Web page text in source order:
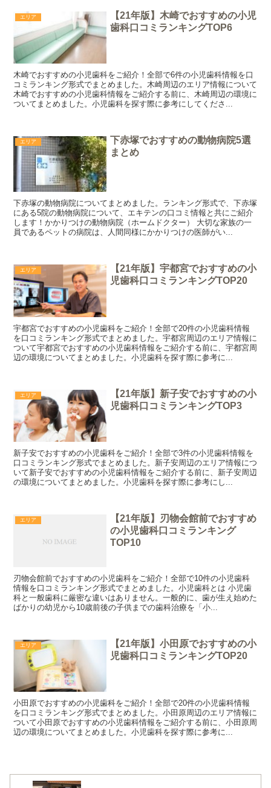
エリア
【21年版】木崎でおすすめの小児
歯科口コミランキングTOP6
木崎でおすすめの小児歯科をご紹介！全部で6件の小児歯科情報を口
コミランキング形式でまとめました。木崎周辺のエリア情報について
木崎でおすすめの小児歯科情報をご紹介する前に、木崎周辺の環境に
ついてまとめました。小児歯科を探す際に参考にしてくださ...
エリア
下赤塚でおすすめの動物病院5選
まとめ
下赤塚の動物病院についてまとめました。ランキング形式で、下赤塚
にある5院の動物病院について、エキテンの口コミ情報と共にご紹介
します！かかりつけの動物病院（ホームドクター） 大切な家族の一
員であるペットの病院は、人間同様にかかりつけの医師がい...
エリア
【21年版】宇都宮でおすすめの小
児歯科口コミランキングTOP20
宇都宮でおすすめの小児歯科をご紹介！全部で20件の小児歯科情報
を口コミランキング形式でまとめました。宇都宮周辺のエリア情報に
ついて宇都宮でおすすめの小児歯科情報をご紹介する前に、宇都宮周
辺の環境についてまとめました。小児歯科を探す際に参考に...
エリア
【21年版】新子安でおすすめの小
児歯科口コミランキングTOP3
新子安でおすすめの小児歯科をご紹介！全部で3件の小児歯科情報を
口コミランキング形式でまとめました。新子安周辺のエリア情報につ
いて新子安でおすすめの小児歯科情報をご紹介する前に、新子安周辺
の環境についてまとめました。小児歯科を探す際に参考にし...
エリア
【21年版】刃物会館前でおすすめ
の小児歯科口コミランキング
TOP10
刃物会館前でおすすめの小児歯科をご紹介！全部で10件の小児歯科
情報を口コミランキング形式でまとめました。小児歯科とは 小児歯
科と一般歯科に厳密な違いはありません。一般的に、歯が生え始めた
ばかりの幼児から10歳前後の子供までの歯科治療を「小...
エリア
【21年版】小田原でおすすめの小
児歯科口コミランキングTOP20
小田原でおすすめの小児歯科をご紹介！全部で20件の小児歯科情報
を口コミランキング形式でまとめました。小田原周辺のエリア情報に
ついて小田原でおすすめの小児歯科情報をご紹介する前に、小田原周
辺の環境についてまとめました。小児歯科を探す際に参考に...